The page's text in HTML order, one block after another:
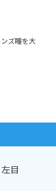
ズ瞳を大
左目